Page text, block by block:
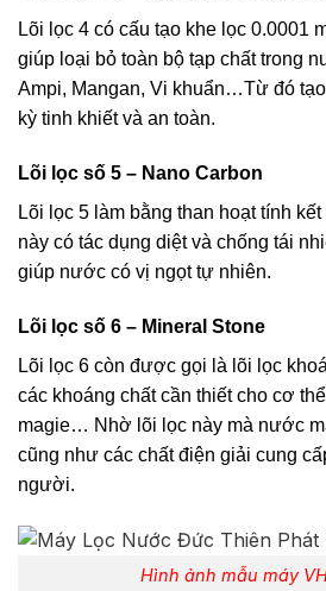
Lõi lọc 4 có cấu tạo khe lọc 0.0001
giúp loại bỏ toàn bộ tạp chất trong
Ampi, Mangan, Vi khuẩn…Từ đó
kỳ tinh khiết và an toàn.
Lõi lọc số 5 – Nano Carbon
Lõi lọc 5 làm bằng than hoạt tính
này có tác dụng diệt và chống tái
giúp nước có vị ngọt tự nhiên.
Lõi lọc số 6 – Mineral Stone
Lõi lọc 6 còn được gọi là lõi lọc
các khoáng chất cần thiết cho cơ
magie… Nhờ lõi lọc này mà nước
cũng như các chất điện giải cung
người.
Hình ảnh mẫu máy